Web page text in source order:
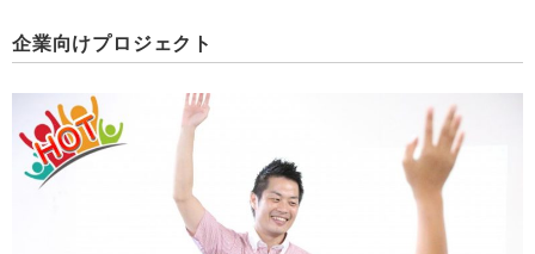
企業向けプロジェクト